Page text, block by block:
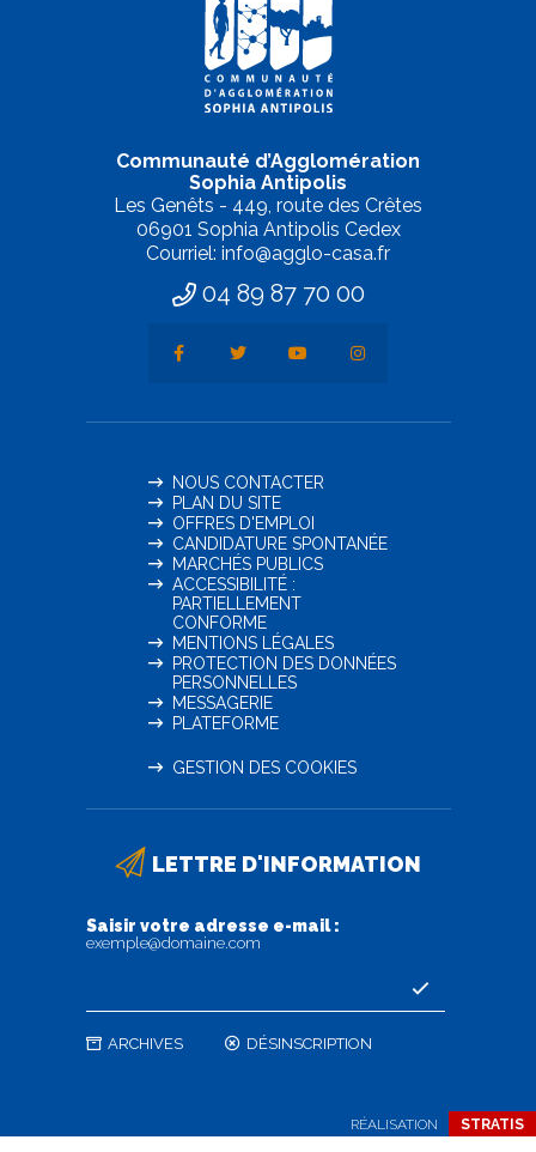
Communauté d’Agglomération
Sophia Antipolis
Les Genêts - 449, route des Crêtes
06901 Sophia Antipolis Cedex
Courriel: info@agglo-casa.fr
04 89 87 70 00
NOUS CONTACTER
PLAN DU SITE
OFFRES D'EMPLOI
CANDIDATURE SPONTANÉE
MARCHÉS PUBLICS
ACCESSIBILITÉ :
PARTIELLEMENT
CONFORME
MENTIONS LÉGALES
PROTECTION DES DONNÉES
PERSONNELLES
MESSAGERIE
PLATEFORME
GESTION DES COOKIES
LETTRE D'INFORMATION
Saisir votre adresse e-mail :
exemple@domaine.com
ARCHIVES DÉSINSCRIPTION
RÉALISATION STRATIS